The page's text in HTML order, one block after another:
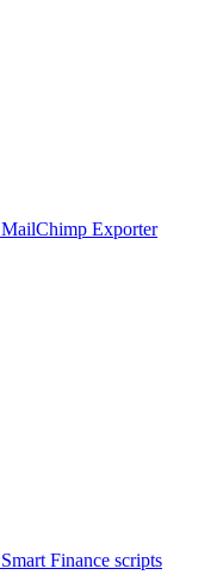
MailChimp Exporter
Smart Finance scripts